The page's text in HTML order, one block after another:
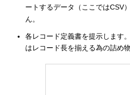
ートするデータ（ここではCSV
ん。
各レコード定義書を提示します
はレコード長を揃える為の詰め物